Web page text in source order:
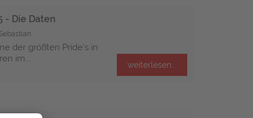
- Die Daten
der größten Pride's in
im...
weiterlesen...